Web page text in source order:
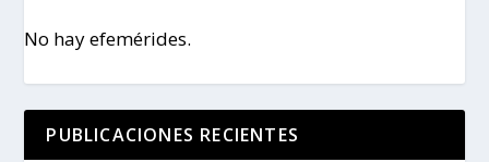
No hay efemérides.
PUBLICACIONES RECIENTES